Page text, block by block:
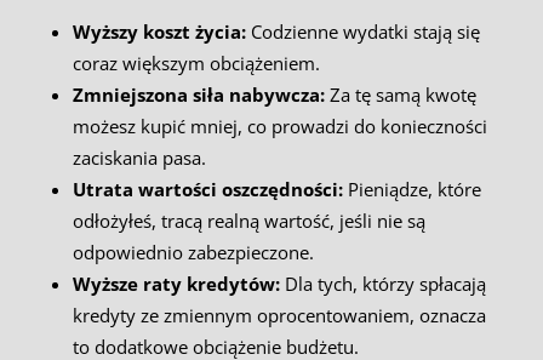
Wyższy koszt życia:Codzienne wydatki stają się
coraz większym obciążeniem.
Zmniejszona siła nabywcza:Za tę samą kwotę
możesz kupić mniej, co prowadzi do konieczności
zaciskania pasa.
Utrata wartości oszczędności:Pieniądze, które
odłożyłeś, tracą realną wartość, jeśli nie są
odpowiednio zabezpieczone.
Wyższe raty kredytów:Dla tych, którzy spłacają
kredyty ze zmiennym oprocentowaniem, oznacza
to dodatkowe obciążenie budżetu.